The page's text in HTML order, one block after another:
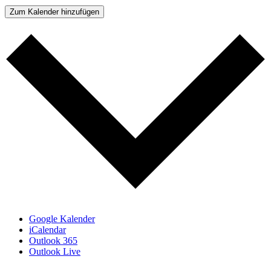
Zum Kalender hinzufügen
Google Kalender
iCalendar
Outlook 365
Outlook Live